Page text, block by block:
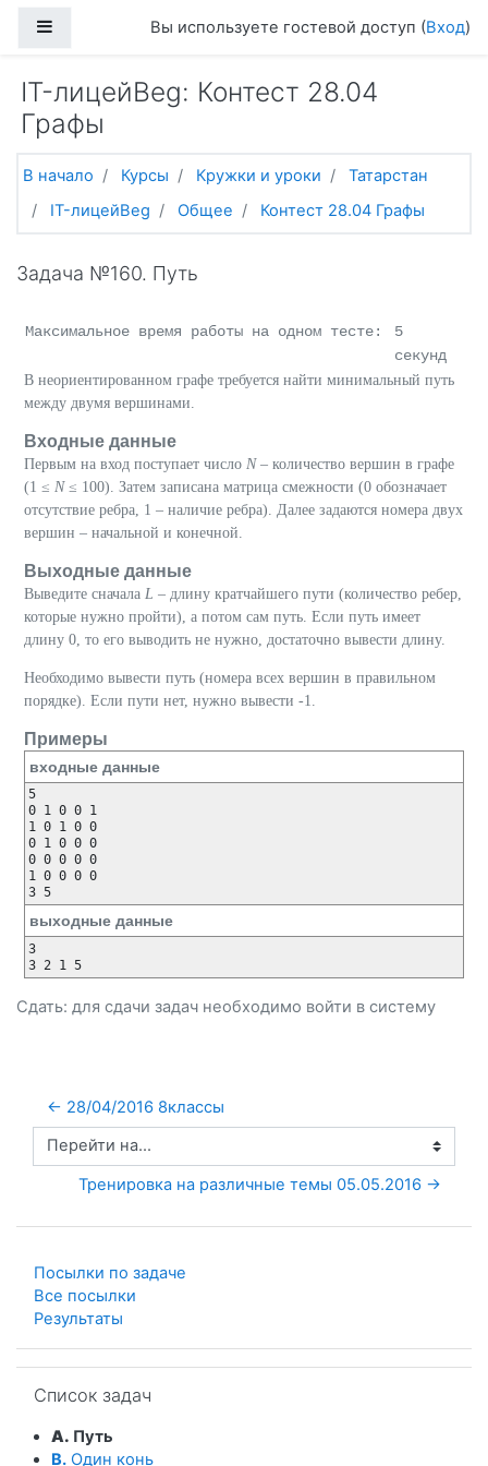
Боковая панельВы используете гостевой доступ (Вход)
IT-лицейBeg: Контест 28.04
Графы
В начало Курсы Кружки и уроки
Татарстан
IT-лицейBeg
Общее Контест 28.04 Графы
Задача №160. Путь
Максимальное время работы на одном тесте:
5
секунд
В неориентированном графе требуется найти минимальный путь
между двумя вершинами.
Входные данные
Первым на вход поступает число N– количество вершин в графе
(1 ≤ N≤ 100). Затем записана матрица смежности (0 обозначает
отсутствие ребра, 1 – наличие ребра). Далее задаются номера двух
вершин – начальной и конечной.
Выходные данные
Выведите сначала L – длину кратчайшего пути (количество ребер,
которые нужно пройти), а потом сам путь. Если путь имеет
длину 0, то его выводить не нужно, достаточно вывести длину.
Необходимо вывести путь (номера всех вершин в правильном
порядке). Если пути нет, нужно вывести -1.
Примеры
входные данные
5
0 1 0 0 1
1 0 1 0 0
0 1 0 0 0
0 0 0 0 0
1 0 0 0 0
3 5
выходные данные
3
3 2 1 5
Сдать: для сдачи задач необходимо войти в систему
← 28/04/2016 8классы
Перейти на...
Тренировка на различные темы 05.05.2016 →
Посылки по задаче
Все посылки
Результаты
Список задач
A. Путь
B. Один конь